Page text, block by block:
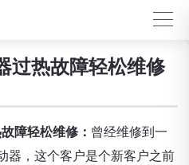
过热故障轻松维修
障轻松维修： 曾经维修到一
器，这个客户是个新客户之前